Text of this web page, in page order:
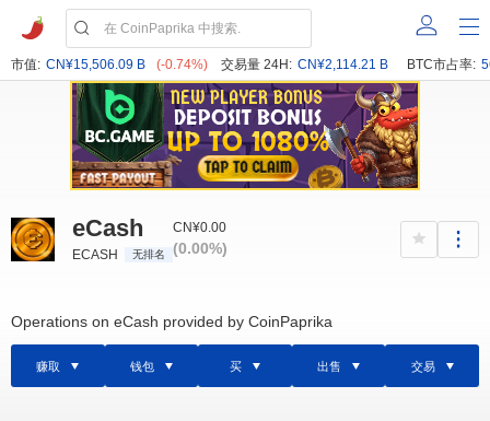
市值: CN¥15,506.09 B (-0.74%) 交易量 24H: CN¥2,114.21 B BTC市占率:
eCash
ECASH 无排名
CN¥0.00
(0.00%)
Operations on eCash provided by CoinPaprika
赚取 钱包 买 出售 交易